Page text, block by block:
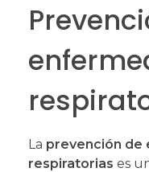
La prevención de
respiratorias es